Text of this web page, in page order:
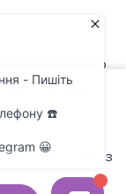
ремонтного
з написом
щоб ваше
з
погоджуєтесь з